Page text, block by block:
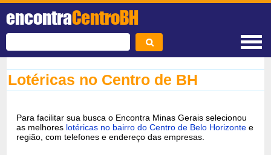
encontraCentroBH
Lotéricas no Centro de BH
Para facilitar sua busca o Encontra Minas Gerais selecionou
as melhores lotéricas no bairro do Centro de Belo Horizonte e
região, com telefones e endereço das empresas.